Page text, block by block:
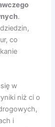
.
co
w
niż ci o
i